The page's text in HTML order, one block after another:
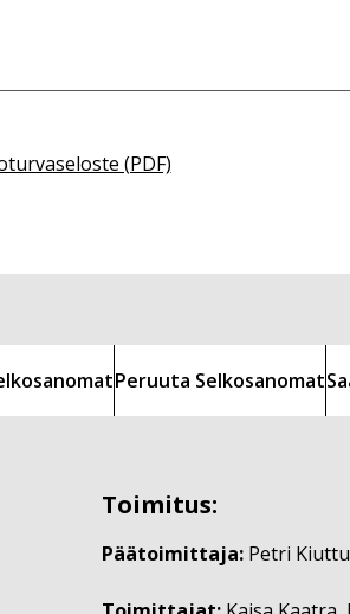
(PDF)
Peruuta Selkosanomat
Toimitus:
Päätoimittaja: Petri Kiuttu